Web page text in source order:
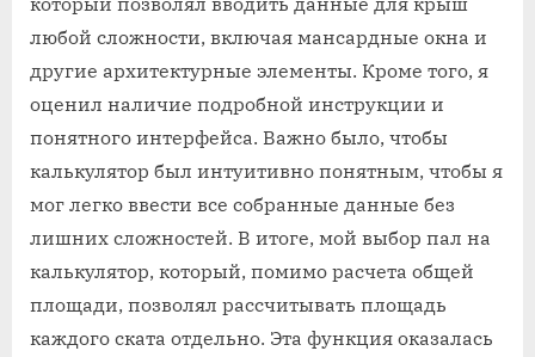
любой сложности, включая мансардные окна и
другие архитектурные элементы. Кроме того, я
оценил наличие подробной инструкции и
понятного интерфейса. Важно было, чтобы
калькулятор был интуитивно понятным, чтобы я
мог легко ввести все собранные данные без
лишних сложностей. В итоге, мой выбор пал на
калькулятор, который, помимо расчета общей
площади, позволял рассчитывать площадь
каждого ската отдельно. Эта функция оказалась